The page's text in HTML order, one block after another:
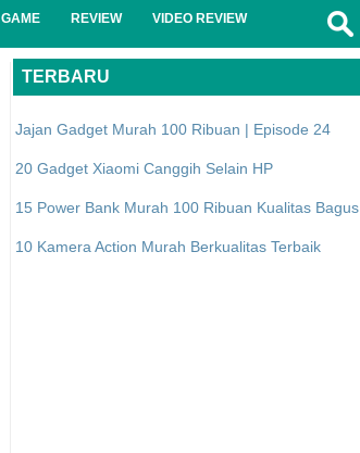
GAME REVIEW VIDEO REVIEW
TERBARU
Jajan Gadget Murah 100 Ribuan | Episode 24
20 Gadget Xiaomi Canggih Selain HP
15 Power Bank Murah 100 Ribuan Kualitas Bagus
10 Kamera Action Murah Berkualitas Terbaik